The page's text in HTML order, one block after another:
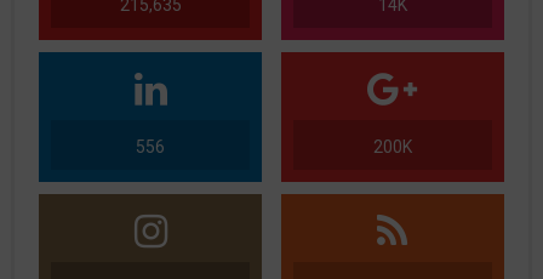
215,635 14K
556 200K